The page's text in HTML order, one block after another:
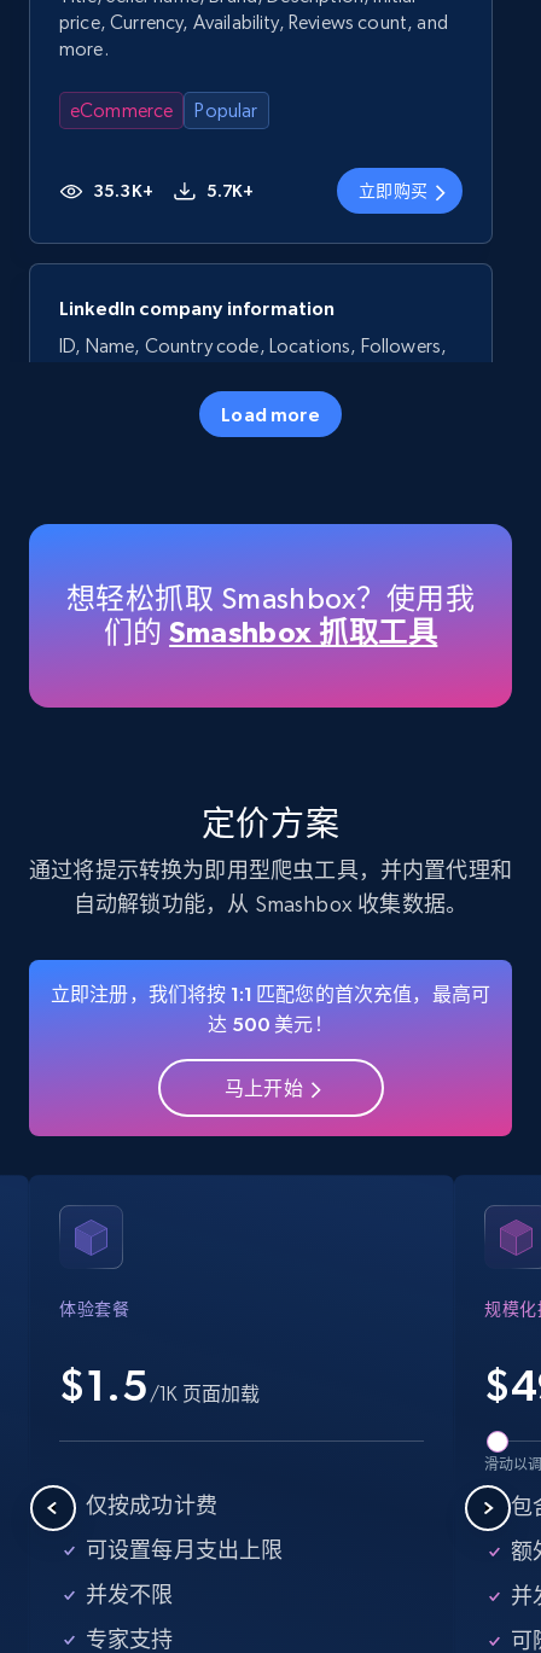
price, Currency, Availability, Reviews count, and
more.
eCommerce Popular
35.3K+ 5.7K+ 立即购买
LinkedIn company information
ID, Name, Country code, Locations, Followers,
22.3K+ 3.5K+ 立即购买
Crunchbase companies information
Industries, Operating status, and more.
Business Popular Enriched
15.6K+
URL, Job posting id, Job title, Company name,
Company id, Job location, Job summary, Job
15.3K+ 2.2K+
Load more
想轻松抓取 Smashbox？使用我
们的Smashbox 抓取工具
定价方案
通过将提示转换为即用型爬虫工具，并内置代理和
自动解锁功能，从 Smashbox 收集数据。
立即注册，我们将按 1:1 匹配您的首次充值，最高可
达 500 美元！
马上开始
体验套餐
$1.5 /1K 页面加载
仅按成功计费
可设置每月支出上限
并发不限
专家支持
规模化
$
滑动以
包
额
并
可